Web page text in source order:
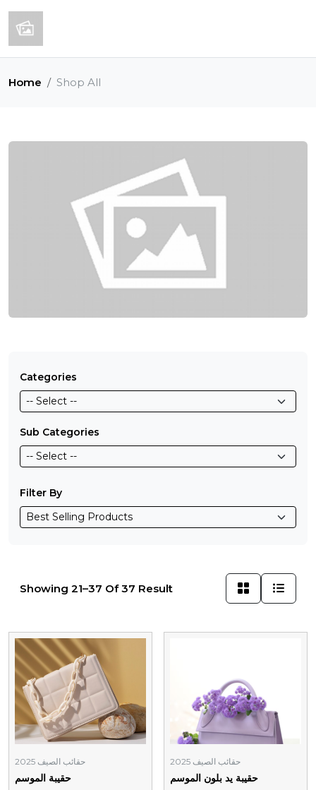
Home Shop All
Categories
Sub Categories
Filter By
Showing 21–37 Of 37 Result
حقائب الصيف 2025
حقيبة الموسم
حقائب الصيف 2025
حقيبة يد بلون الموسم